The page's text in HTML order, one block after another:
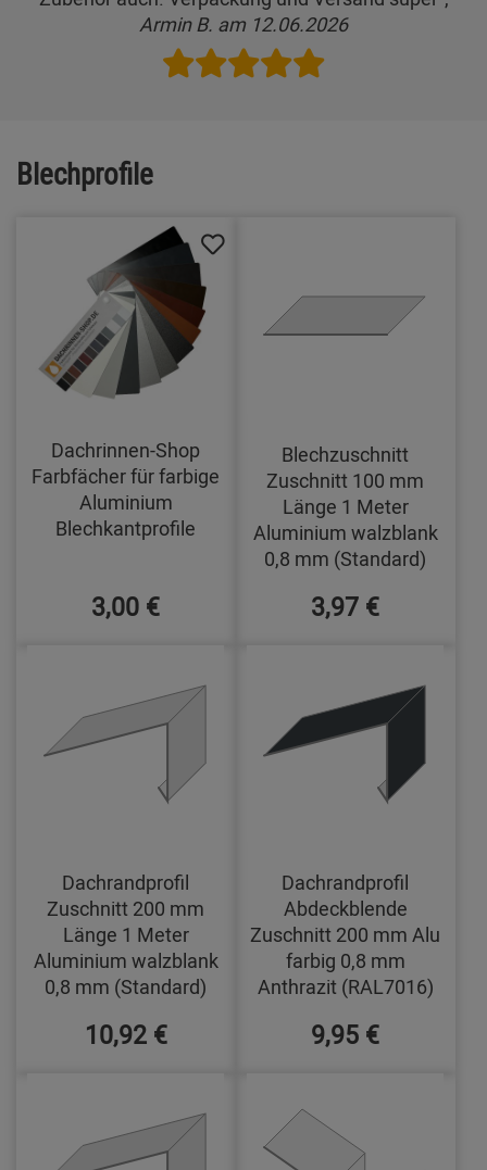
Armin B. am 12.06.2026
Blechprofile
Dachrinnen-Shop
Farbfächer für farbige
Aluminium
Blechkantprofile
3,00 €
Blechzuschnitt
Zuschnitt 100 mm
Länge 1 Meter
Aluminium walzblank
0,8 mm (Standard)
3,97 €
Dachrandprofil
Zuschnitt 200 mm
Länge 1 Meter
Aluminium walzblank
0,8 mm (Standard)
10,92 €
Dachrandprofil
Abdeckblende
Zuschnitt 200 mm Alu
farbig 0,8 mm
Anthrazit (RAL7016)
9,95 €